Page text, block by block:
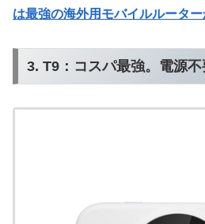
は最強の海外用モバイルルータ
3. T9：コスパ最強。電源